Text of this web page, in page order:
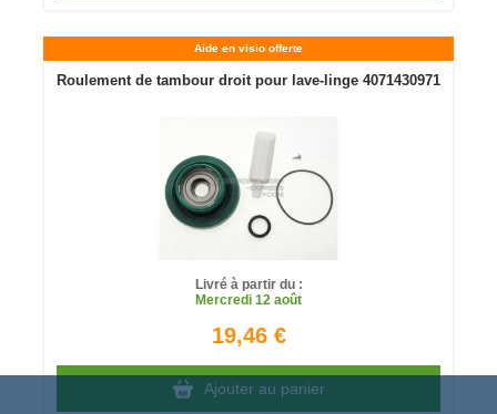
Aide en visio offerte
Roulement de tambour droit pour lave-linge 4071430971
Livré à partir du :
Mercredi 12 août
19,46 €
Ajouter au panier